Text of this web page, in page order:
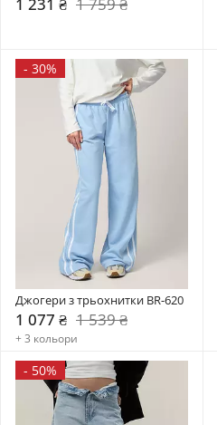
- 30%
Джогери з трьохнитки BR-620
1 077 ₴ 1 539 ₴
+ 3 кольори
- 50%